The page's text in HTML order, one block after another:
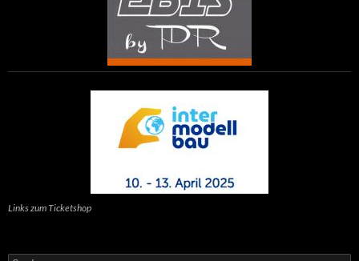
Links zum Ticketshop